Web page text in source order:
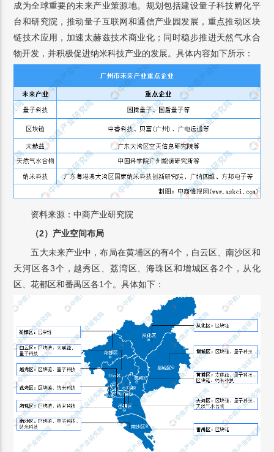
成为全球重要的未来产业策源地。规划包括建设量子科技孵化平
台和研究院，推动量子互联网和通信产业园发展，重点推动区块
链技术应用，加速太赫兹技术商业化；同时稳步推进天然气水合
物开发，并积极促进纳米科技产业的发展。具体内容如下所示：
资料来源：中商产业研究院
（2）产业空间布局
五大未来产业中，布局在黄埔区的有4个，白云区、南沙区和
天河区各3个，越秀区、荔湾区、海珠区和增城区各2个，从化
区、花都区和番禺区各1个。具体如下：